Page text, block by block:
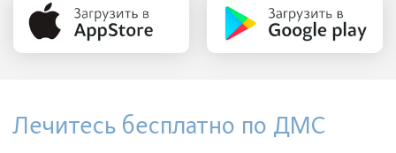
Лечитесь бесплатно по ДМС